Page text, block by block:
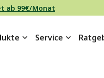
ab 99€/Monat
Service